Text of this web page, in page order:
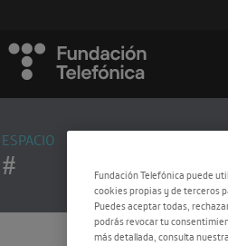
ESPACIO
#
Fundación Telefónica puede
cookies propias y de terceros
Puedes aceptar todas,
podrás revocar tu
más detallada, consulta nuestra